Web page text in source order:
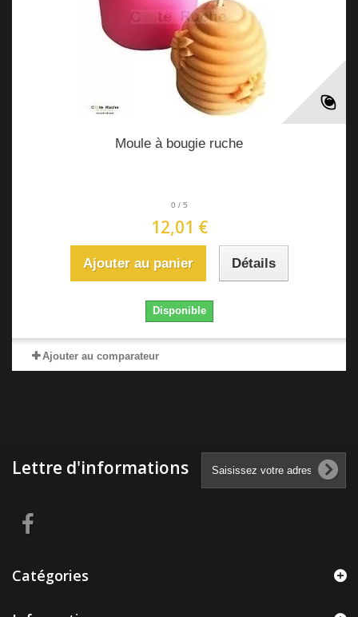
Moule à bougie ruche
0 / 5
12,01 €
Ajouter au panier Détails
Disponible
Ajouter au comparateur
Lettre d'informations
Catégories